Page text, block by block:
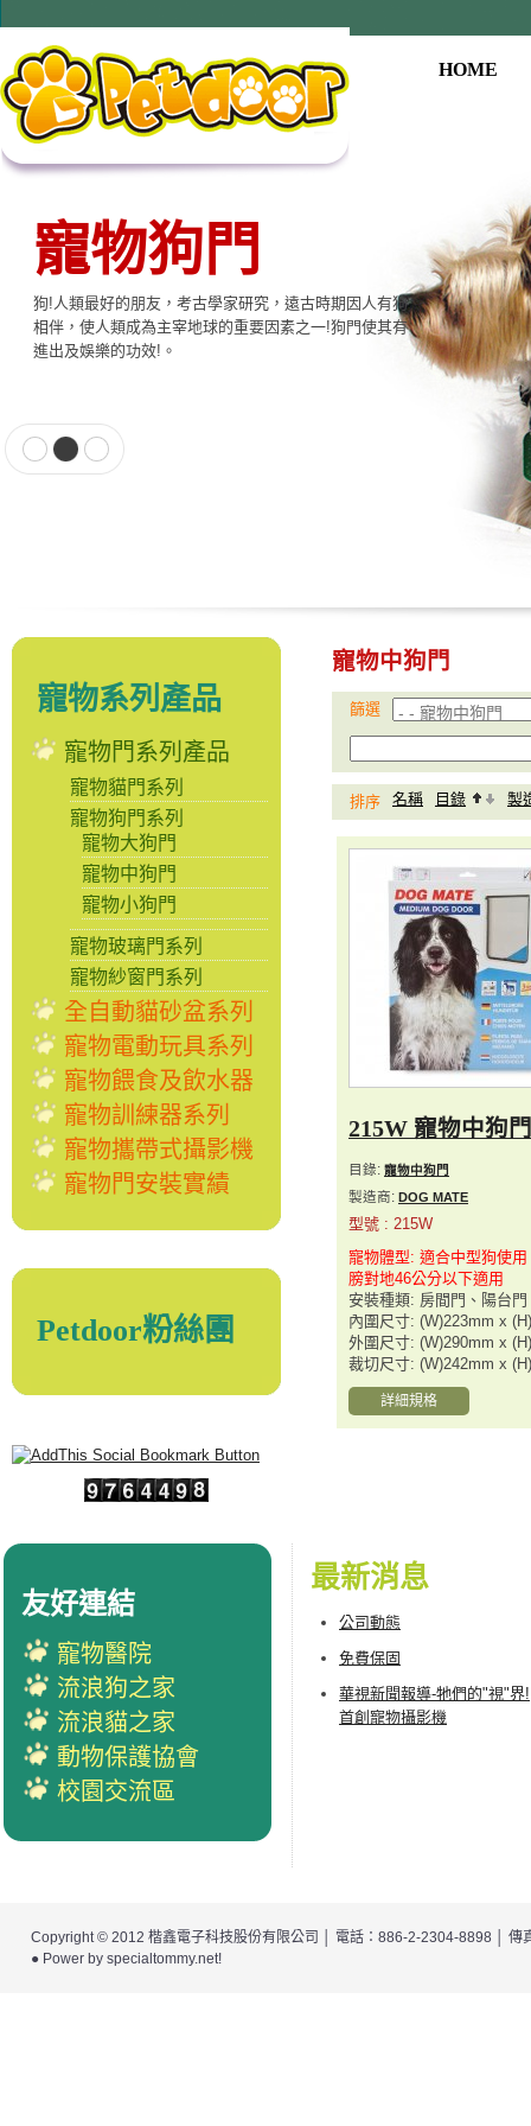
HOME
寵物狗門
狗!人類最好的朋友，考古學家研究，遠古時期因人有狗
相伴，使人類成為主宰地球的重要因素之一!狗門使其有
進出及娛樂的功效!。
寵物系列產品
寵物門系列產品
寵物貓門系列
寵物狗門系列
寵物大狗門
寵物中狗門
寵物小狗門
寵物玻璃門系列
寵物紗窗門系列
全自動貓砂盆系列
寵物電動玩具系列
寵物餵食及飲水器
寵物訓練器系列
寵物攜帶式攝影機
寵物門安裝實績
Petdoor粉絲團
寵物中狗門
篩選
排序 名稱 目錄 製
215W 寵物中狗門
目錄: 寵物中狗門
製造商: DOG MATE
型號 : 215W
寵物體型: 適合中型狗使
膀對地46公分以下適用
安裝種類: 房間門、陽台門
內圍尺寸: (W)223mm x
外圍尺寸: (W)290mm x
裁切尺寸: (W)242mm x
詳細規格
最新消息
公司動態
免費保固
華視新聞報導-牠們的"視"界!
首創寵物攝影機
友好連結
寵物醫院
流浪狗之家
流浪貓之家
動物保護協會
校園交流區
Copyright © 2012 楷鑫電子科技股份有限公司
│ 電話：886-2-2304-8898 │
● Power by specialtommy.net!